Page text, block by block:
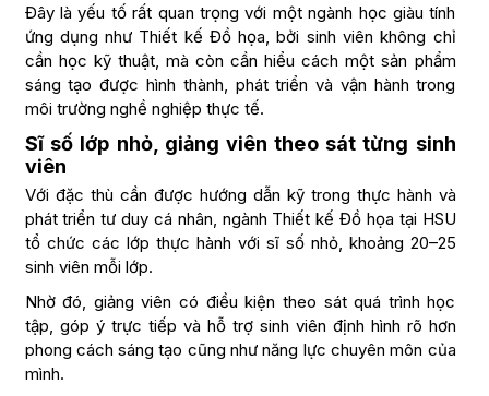
Đây là yếu tố rất quan trọng với một ngành học giàu tính
ứng dụng như Thiết kế Đồ họa, bởi sinh viên không chỉ
cần học kỹ thuật, mà còn cần hiểu cách một sản phẩm
sáng tạo được hình thành, phát triển và vận hành trong
môi trường nghề nghiệp thực tế.
Sĩ số lớp nhỏ, giảng viên theo sát từng sinh
viên
Với đặc thù cần được hướng dẫn kỹ trong thực hành và
phát triển tư duy cá nhân, ngành Thiết kế Đồ họa tại HSU
tổ chức các lớp thực hành với sĩ số nhỏ, khoảng 20–25
sinh viên mỗi lớp.
Nhờ đó, giảng viên có điều kiện theo sát quá trình học
tập, góp ý trực tiếp và hỗ trợ sinh viên định hình rõ hơn
phong cách sáng tạo cũng như năng lực chuyên môn của
mình.